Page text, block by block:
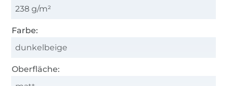
238 g/m²
Farbe:
dunkelbeige
Oberfläche: